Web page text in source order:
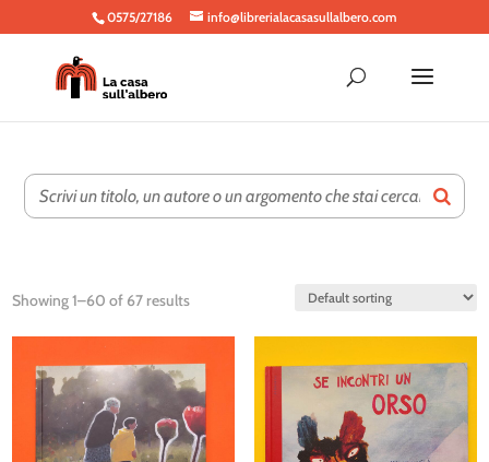
0575/27186 info@librerialacasasullalbero.com
Showing 1–60 of 67 results